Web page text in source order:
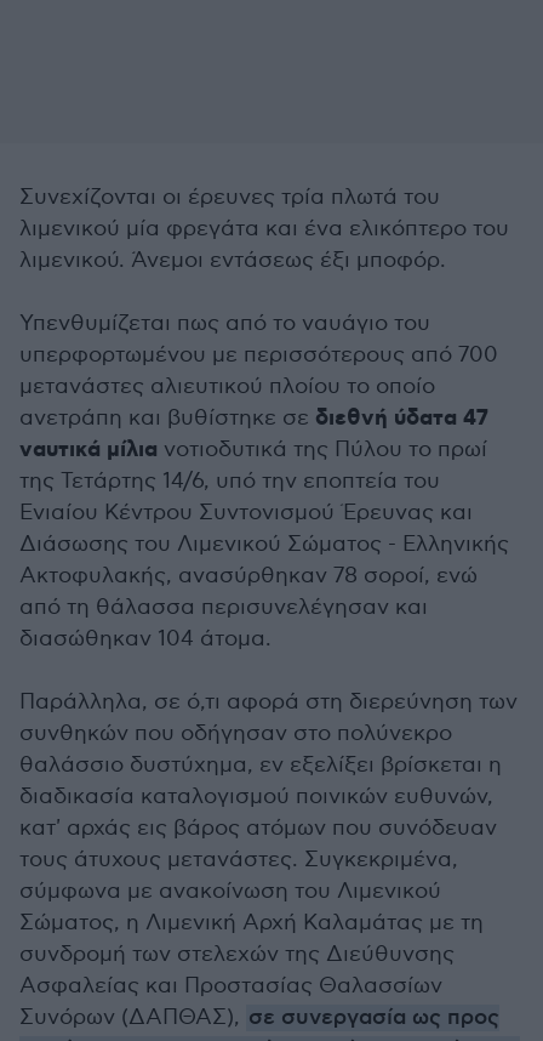
Συνεχίζονται οι έρευνες τρία πλωτά του
λιμενικού μία φρεγάτα και ένα ελικόπτερο του
λιμενικού. Άνεμοι εντάσεως έξι μποφόρ.
Υπενθυμίζεται πως από το ναυάγιο του
υπερφορτωμένου με περισσότερους από 700
μετανάστες αλιευτικού πλοίου το οποίο
ανετράπη και βυθίστηκε σε διεθνή ύδατα 47
ναυτικά μίλια νοτιοδυτικά της Πύλου το πρωί
της Τετάρτης 14/6, υπό την εποπτεία του
Ενιαίου Κέντρου Συντονισμού Έρευνας και
Διάσωσης του Λιμενικού Σώματος - Ελληνικής
Ακτοφυλακής, ανασύρθηκαν 78 σοροί, ενώ
από τη θάλασσα περισυνελέγησαν και
διασώθηκαν 104 άτομα.
Παράλληλα, σε ό,τι αφορά στη διερεύνηση των
συνθηκών που οδήγησαν στο πολύνεκρο
θαλάσσιο δυστύχημα, εν εξελίξει βρίσκεται η
διαδικασία καταλογισμού ποινικών ευθυνών,
κατ' αρχάς εις βάρος ατόμων που συνόδευαν
τους άτυχους μετανάστες. Συγκεκριμένα,
σύμφωνα με ανακοίνωση του Λιμενικού
Σώματος, η Λιμενική Αρχή Καλαμάτας με τη
συνδρομή των στελεχών της Διεύθυνσης
Ασφαλείας και Προστασίας Θαλασσίων
Συνόρων (ΔΑΠΘΑΣ), σε συνεργασία ως προς